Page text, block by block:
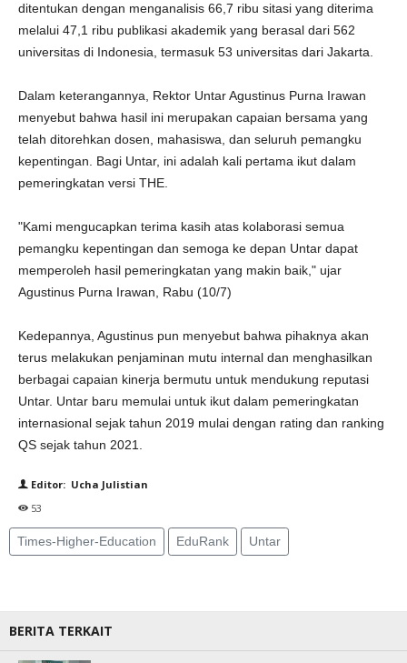
ditentukan dengan menganalisis 66,7 ribu sitasi yang diterima
melalui 47,1 ribu publikasi akademik yang berasal dari 562
universitas di Indonesia, termasuk 53 universitas dari Jakarta.
Dalam keterangannya, Rektor Untar Agustinus Purna Irawan
menyebut bahwa hasil ini merupakan capaian bersama yang
telah ditorehkan dosen, mahasiswa, dan seluruh pemangku
kepentingan. Bagi Untar, ini adalah kali pertama ikut dalam
pemeringkatan versi THE.
"Kami mengucapkan terima kasih atas kolaborasi semua
pemangku kepentingan dan semoga ke depan Untar dapat
memperoleh hasil pemeringkatan yang makin baik," ujar
Agustinus Purna Irawan, Rabu (10/7)
Kedepannya, Agustinus pun menyebut bahwa pihaknya akan
terus melakukan penjaminan mutu internal dan menghasilkan
berbagai capaian kinerja bermutu untuk mendukung reputasi
Untar. Untar baru memulai untuk ikut dalam pemeringkatan
internasional sejak tahun 2019 mulai dengan rating dan ranking
QS sejak tahun 2021.
Editor: Ucha Julistian
53
Times-Higher-Education EduRank Untar
BERITA TERKAIT